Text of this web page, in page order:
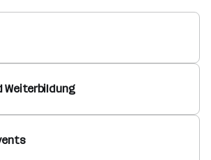
Weiterbildung